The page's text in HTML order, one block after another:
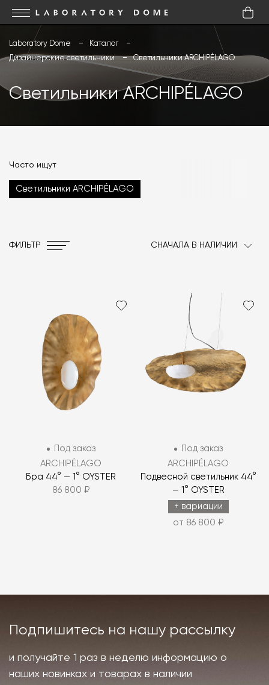
Laboratory Dome
Каталог
Дизайнерские светильники
Светильники ARCHIPÉLAGO
Светильники ARCHIPÉLAGO
Часто ищут
Светильники ARCHIPÉLAGO
ФИЛЬТР СНАЧАЛА В НАЛИЧИИ
Под заказ
ARCHIPÉLAGO
Бра 44° — 1° OYSTER
86 800 ₽
Под заказ
ARCHIPÉLAGO
Подвесной светильник 44°
— 1° OYSTER
+ вариации
от 86 800 ₽
Подпишитесь на нашу рассылку
и получайте 1 раз в неделю информацию о
наших новинках и товарах в наличии